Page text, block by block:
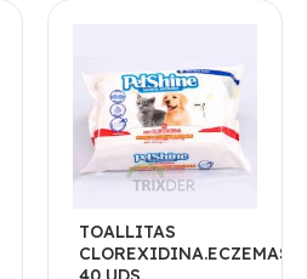
TOALLITAS
CLOREXIDINA.ECZEMAS.